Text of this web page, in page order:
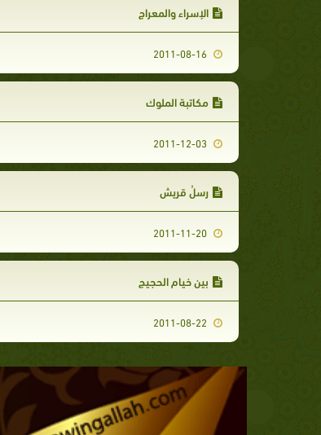
الإسراء والمعراج
2011-08-16
مكاتبة الملوك
2011-12-03
رسلُ قريش
2011-11-20
بين خيام الحجيج